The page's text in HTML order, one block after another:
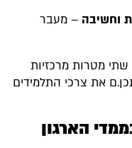
וחשיבה – מעבר
מטרות מרכזיות
את צרכי התלמידים
בממדי הארגון